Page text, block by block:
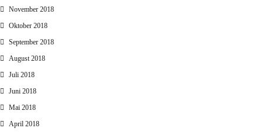
November 2018
Oktober 2018
September 2018
August 2018
Juli 2018
Juni 2018
Mai 2018
April 2018